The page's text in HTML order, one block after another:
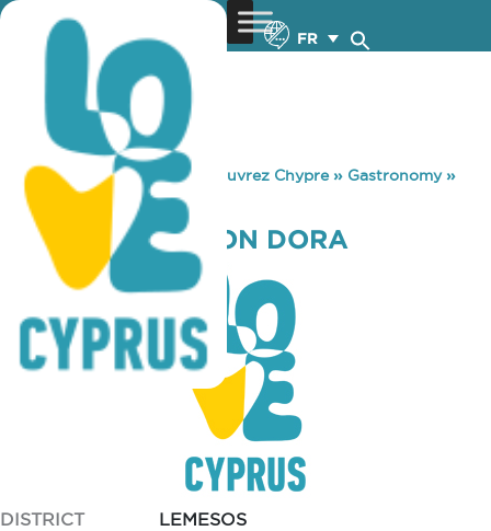
FR
You are here: Home »Découvrez Chypre» Gastronomy»
TAVERNA GEDEON DORA
TAVERNA GEDEON DORA
DISTRICT
LEMESOS